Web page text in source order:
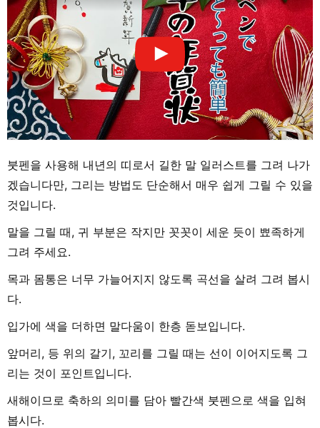
붓펜을 사용해 내년의 띠로서 길한 말 일러스트를 그려 나가
겠습니다만, 그리는 방법도 단순해서 매우 쉽게 그릴 수 있을
것입니다.
말을 그릴 때, 귀 부분은 작지만 꼿꼿이 세운 듯이 뾰족하게
그려 주세요.
목과 몸통은 너무 가늘어지지 않도록 곡선을 살려 그려 봅시
다.
입가에 색을 더하면 말다움이 한층 돋보입니다.
앞머리, 등 위의 갈기, 꼬리를 그릴 때는 선이 이어지도록 그
리는 것이 포인트입니다.
새해이므로 축하의 의미를 담아 빨간색 붓펜으로 색을 입혀
봅시다.